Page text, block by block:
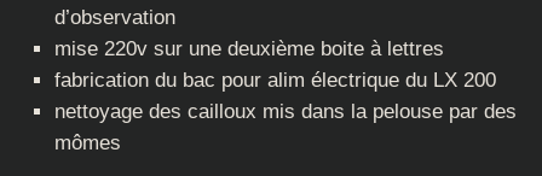
d’observation
mise 220v sur une deuxième boite à lettres
fabrication du bac pour alim électrique du LX 200
nettoyage des cailloux mis dans la pelouse par des
mômes